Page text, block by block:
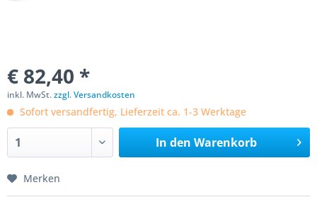
€ 82,40 *
inkl. MwSt.zzgl. Versandkosten
Sofort versandfertig, Lieferzeit ca. 1-3 Werktage
In den Warenkorb
Merken